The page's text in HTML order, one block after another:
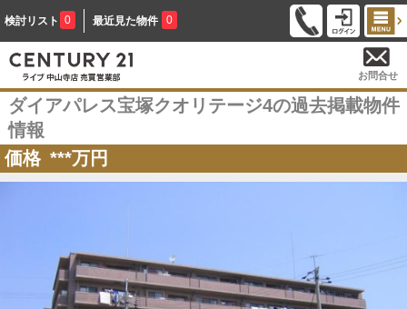
検討リスト 0 最近見た物件 0
お問合せ
ダイアパレス宝塚クオリテージ4の過去掲載物件
情報
価格 ***万円